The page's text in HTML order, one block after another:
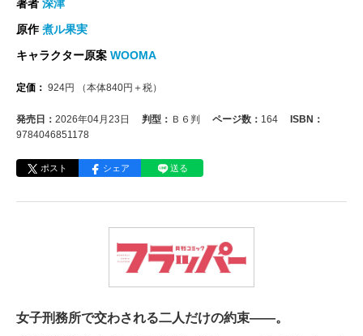
著者 深津
原作煮ル果実
キャラクター原案 WOOMA
定価： 924円 （本体840円＋税）
発売日： 2026年04月23日 判型： Ｂ６判 ページ数： 164
ISBN：
9784046851178
ポスト シェア 送る
女子刑務所で交わされる二人だけの約束――。